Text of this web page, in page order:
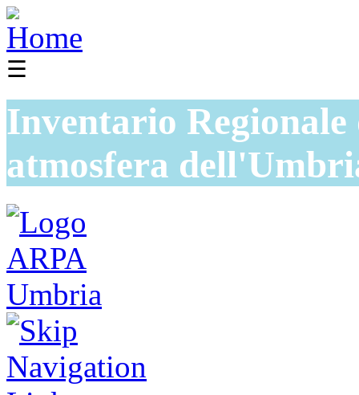
☰
Inventario
atmosfera